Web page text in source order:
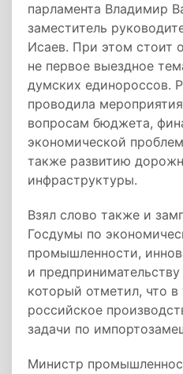
парламента Владимир
заместитель
Исаев. При этом стоит
не первое выездное
думских единороссов.
проводила
вопросам бюджета,
экономической
также развитию
инфраструктуры.
Взял слово также и
Госдумы по
промышленности,
и
который отметил, что в
российское
задачи по
Министр